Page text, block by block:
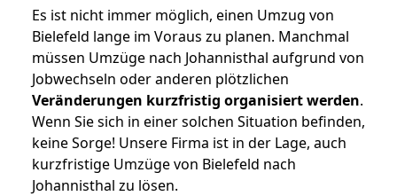
Es ist nicht immer möglich, einen Umzug von
Bielefeld lange im Voraus zu planen. Manchmal
müssen Umzüge nach Johannisthal aufgrund von
Jobwechseln oder anderen plötzlichen
Veränderungen kurzfristig organisiert werden.
Wenn Sie sich in einer solchen Situation befinden,
keine Sorge! Unsere Firma ist in der Lage, auch
kurzfristige Umzüge von Bielefeld nach
Johannisthal zu lösen.